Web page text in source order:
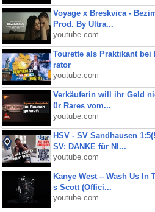
Voyage x Breskvica -
Prod. By Ultra...
youtube.com
Tourette als Praktikant bei
rator
youtube.com
Verkäuferin will ihr Geld
ür Rares vom...
youtube.com
HSV - SV Sandhausen
SV: DANKE für NI...
youtube.com
Kanye West – Wash Us In
s Scott (Offici...
youtube.com